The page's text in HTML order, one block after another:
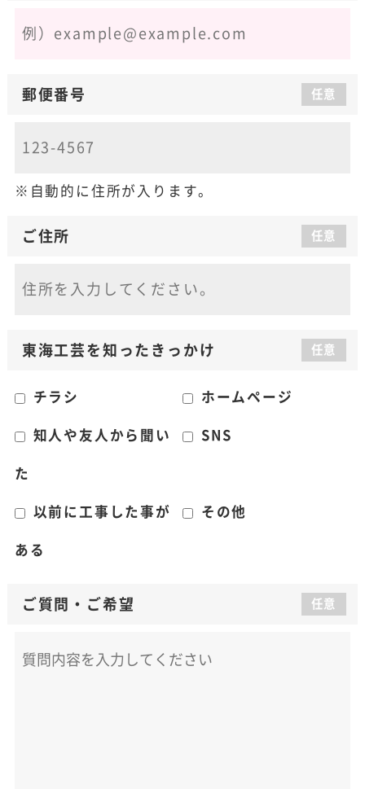
郵便番号 任意
自動的に住所が入ります。
ご住所 任意
東海工芸を知った きっかけ 任意
チラシ ホームページ
知人や友人から聞い
た
SNS
以前に工事した事が
ある
その他
ご質問 ・ ご希望 任意